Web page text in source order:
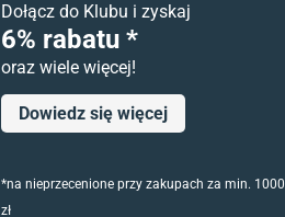
Dołącz do Klubu i zyskaj
6% rabatu *
oraz wiele więcej!
Dowiedz się więcej
*na nieprzecenione przy zakupach za min. 1000
zł